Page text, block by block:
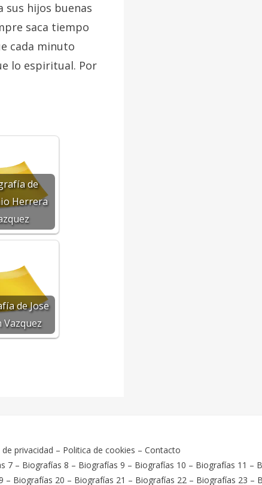
sus hijos buenas
saca tiempo
cada minuto
lo espiritual. Por
de
Herrera
de Jose
Vazquez
privacidad – Politica de cookies – Contacto
7 – Biografías 8 – Biografías 9 – Biografías 10 – Biografías 11 –
– Biografías 20 – Biografías 21 – Biografías 22 – Biografías 23 –